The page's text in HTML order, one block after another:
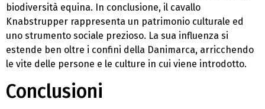
biodiversità equina. In conclusione, il cavallo
Knabstrupper rappresenta un patrimonio culturale ed
uno strumento sociale prezioso. La sua influenza si
estende ben oltre i confini della Danimarca, arricchendo
le vite delle persone e le culture in cui viene introdotto.
Conclusioni